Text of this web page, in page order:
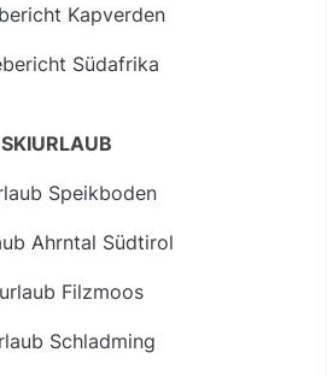
Kapverden
Südafrika
SKIURLAUB
Speikboden
Ahrntal Südtirol
Filzmoos
Schladming